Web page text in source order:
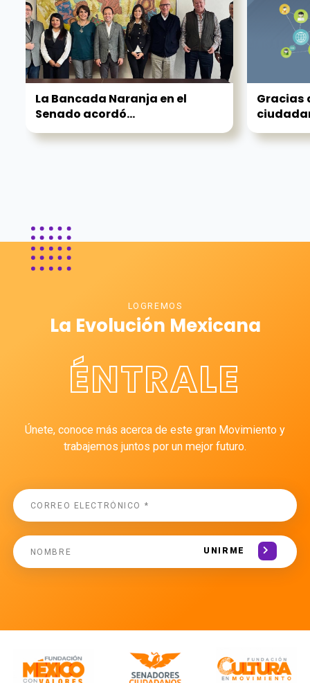
La Bancada Naranja en el
Senado acordó...
Gracias
LOGREMOS
La Evolución Mexicana
ÉNTRALE
Únete, conoce más acerca de este gran Movimiento y
trabajemos juntos por un mejor futuro.
UNIRME